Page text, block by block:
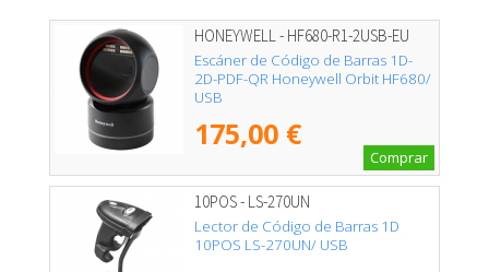
HONEYWELL - HF680-R1-2USB-EU
Escáner de Código de Barras 1D-
2D-PDF-QR Honeywell Orbit HF680/
USB
175,00 €
Comprar
10POS - LS-270UN
Lector de Código de Barras 1D
10POS LS-270UN/ USB